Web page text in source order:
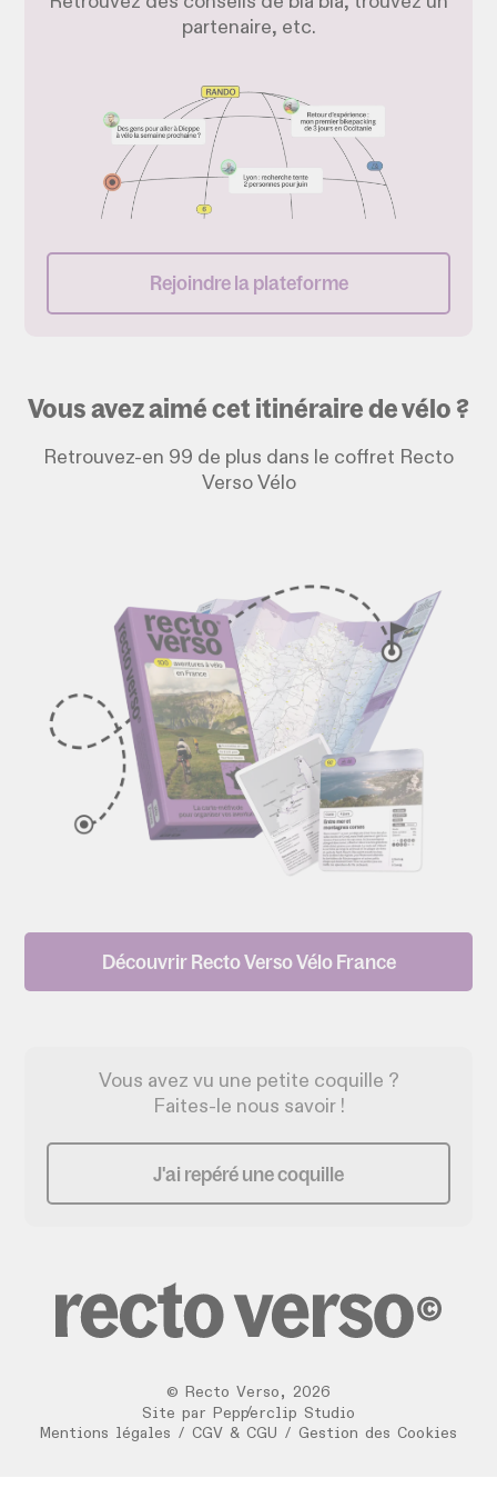
partenaire, etc.
Rejoindre la plateforme
Vous avez aimé cet itinéraire de vélo ?
Retrouvez-en 99 de plus dans le coffret Recto
Verso Vélo
Découvrir Recto Verso Vélo France
Vous avez vu une petite coquille ?
Faites-le nous savoir !
J'ai repéré une coquille
© Recto Verso , 2026
/
Site par
Pepperclip Studio
Mentions légales / CGV & CGU / Gestion des Cookies